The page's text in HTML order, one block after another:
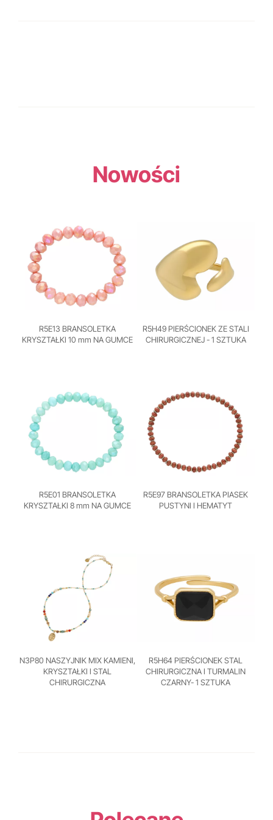
Nowości
R5E13 BRANSOLETKA
KRYSZTAŁKI 10 mm NA GUMCE
R5H49 PIERŚCIONEK ZE STALI
CHIRURGICZNEJ - 1 SZTUKA
R5E01 BRANSOLETKA
KRYSZTAŁKI 8 mm NA GUMCE
R5E97 BRANSOLETKA PIASEK
PUSTYNI I HEMATYT
N3P80 NASZYJNIK MIX KAMIENI,
KRYSZTAŁKI I STAL
CHIRURGICZNA
R5H64 PIERŚCIONEK STAL
CHIRURGICZNA I TURMALIN
CZARNY- 1 SZTUKA